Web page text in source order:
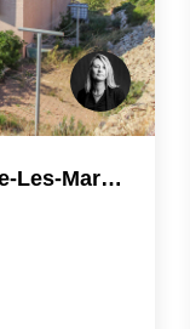
Maison 5 Pièces Saint-Pierre-Les-Martigues 142m2 Sur 2865m2...